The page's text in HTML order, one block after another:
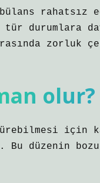
durumlara
zorluk
olur?
için
Bu düzenin